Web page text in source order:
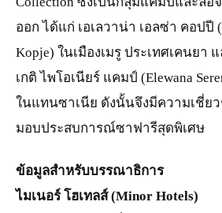
ออก ได้แก่ เอเลวาน่า เอลซ่า คอปปี
Kopje) ในเมืองเมรู ประเทศเคนยา
เกติ ไพโอเนียร์ แคมป์ (Elewana
ในแทนซาเนีย ดังนั้นจึงมีความเชี่ย
มอบประสบการณ์ซาฟารีสุดพิเศษ
ข้อมูลสำหรับบรรณาธิการ
ไมเนอร์ โฮเทลส์ (Minor Hotels)